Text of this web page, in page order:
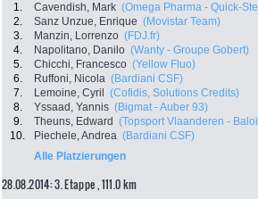
1. Cavendish, Mark (Omega Pharma - Quick-
2.
Sanz Unzue, Enrique (Movistar Team)
3.
Manzin, Lorrenzo (FDJ.fr)
4.
Napolitano, Danilo (Wanty - Groupe Gobert)
5.
Chicchi, Francesco (Yellow Fluo)
6.
Ruffoni, Nicola (Bardiani CSF)
7.
Lemoine, Cyril (Cofidis, Solutions Credits)
8.
Yssaad, Yannis (Bigmat - Auber 93)
9.
Theuns, Edward (Topsport Vlaanderen -
10.
Piechele, Andrea (Bardiani CSF)
Alle Platzierungen
28.08.2014: 3. Etappe , 111.0 km